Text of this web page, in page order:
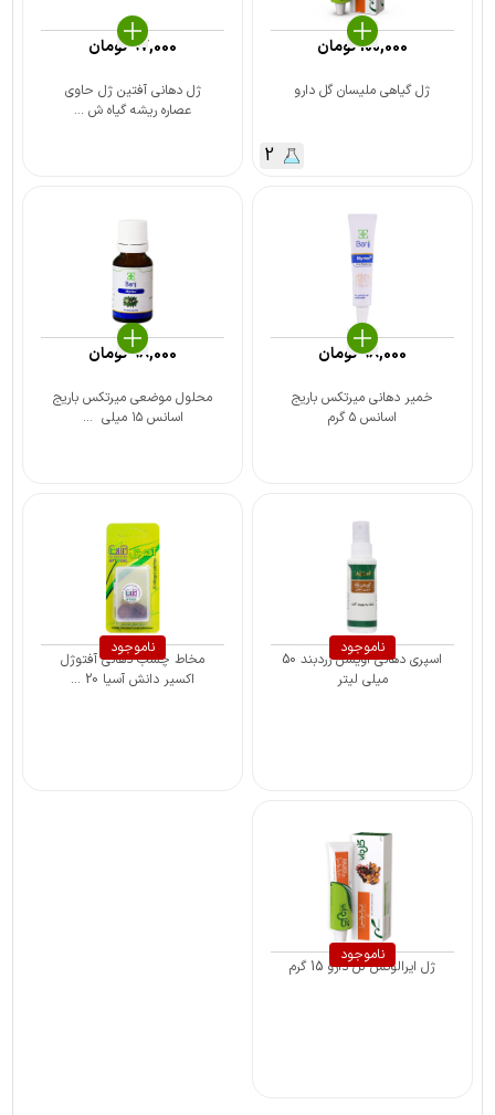
ژل گیاهی ملیسان گل دارو
100,000تومان
2
ژل دهانی آفتین ژل حاوی
عصاره ریشه گیاه ش ...
97,000تومان
خمیر دهانی میرتکس باریج
اسانس ۵ گرم
98,000تومان
محلول موضعی میرتکس باریج
اسانس ۱۵ میلی ‎ ...
98,000تومان
ناموجود
اسپری دهانی آویشن زردبند 50
میلی لیتر
ناموجود
مخاط چسب دهانی آفتوژل
اکسیر دانش آسیا 20 ...
ناموجود
ژل ایرالوکس گل دارو 15 گرم